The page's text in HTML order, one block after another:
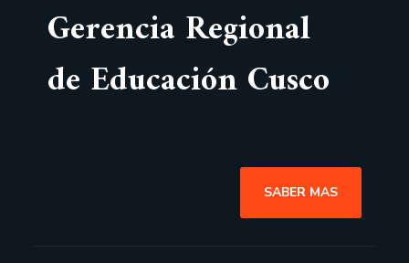
Gerencia Regional
de Educación Cusco
SABER MAS